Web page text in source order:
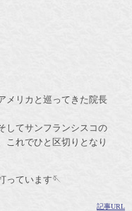
メリカと巡ってきた院長
してサンフランシスコの
これでひと区切りとなり
っています🪡
記事URL